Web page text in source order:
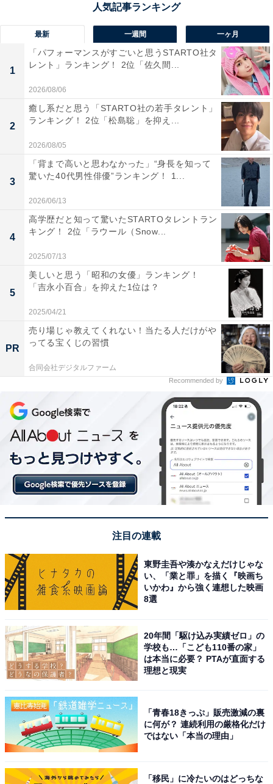
1位：下仁田ねぎ煎餅（つつじ庵）／55票
1位に輝いたのは、「下仁田ねぎ煎餅」でした。群馬が
誇るブランド野菜、下仁田ねぎをふんだんに使用したこ
の煎餅は、下仁田町・甘楽郡産のねぎを練り込み、香ば
しいみその風味とねぎ本来の甘みが絶妙にマッチ。サク
サクとした食感で、老若男女に愛される群馬の定番土産
です。
回答者からは「下仁田ネギが有名だと群馬出身の友人か
らきいたことがあり、このお煎餅がとても美味しいと聞
いたから」（20代女性／東京都）、「煎餅の美味しさが
とてもよく表れているから素晴らしい」（40代男性／神
奈川県）、「誰もが知る名産だから間違いはないと思う
ので」（40代女性／埼玉県）といった声が集まりまし
た。
※回答者からのコメントは原文ママです
※記事内容は執筆時点のものです。最新の内容をご確認
最新 一週間 一ヶ月
1
「パフォーマンスがすごいと思うSTARTO社タ
レント」ランキング！ 2位「佐久間...
2026/08/06
2
癒し系だと思う「STARTO社の若手タレント」
ランキング！ 2位「松島聡」を抑え...
2026/08/05
3
「背まで高いと思わなかった」“身長を知って
驚いた40代男性俳優”ランキング！ 1...
2026/06/13
4
高学歴だと知って驚いたSTARTOタレントラン
キング！ 2位「ラウール（Snow...
2025/07/13
5
美しいと思う「昭和の女優」ランキング！
「吉永小百合」を抑えた1位は？
2025/04/21
PR
売り場じゃ教えてくれない！当たる人だけがや
ってる宝くじの習慣
合同会社デジタルファーム
Recommended by
注目の連載
東野圭吾や湊かなえだけじゃな
い、「業と罪」を描く『映画ち
いかわ』から強く連想した映画
8選
20年間「駆け込み実績ゼロ」の
学校も…「こども110番の家」
は本当に必要？ PTAが直面する
理想と現実
「青春18きっぷ」販売激減の裏
に何が？ 連続利用の厳格化だけ
ではない「本当の理由」
「移民」に冷たいのはどっちな